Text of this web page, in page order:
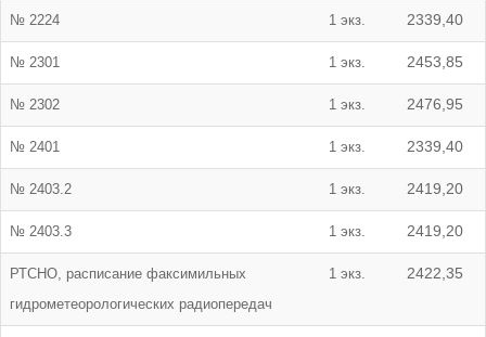
№ 2224 1 экз. 2339,40
№ 2301 1 экз. 2453,85
№ 2302 1 экз. 2476,95
№ 2401 1 экз. 2339,40
№ 2403.2 1 экз. 2419,20
№ 2403.3 1 экз. 2419,20
РТСНО, расписание факсимильных
гидрометеорологических радиопередач
1 экз. 2422,35